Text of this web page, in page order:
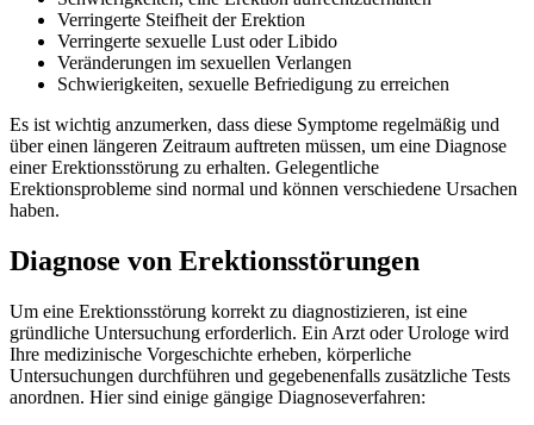
Verringerte Steifheit der Erektion
Verringerte sexuelle Lust oder Libido
Veränderungen im sexuellen Verlangen
Schwierigkeiten, sexuelle Befriedigung zu erreichen
Es ist wichtig anzumerken, dass diese Symptome regelmäßig und
über einen längeren Zeitraum auftreten müssen, um eine Diagnose
einer Erektionsstörung zu erhalten. Gelegentliche
Erektionsprobleme sind normal und können verschiedene Ursachen
haben.
Diagnose von Erektionsstörungen
Um eine Erektionsstörung korrekt zu diagnostizieren, ist eine
gründliche Untersuchung erforderlich. Ein Arzt oder Urologe wird
Ihre medizinische Vorgeschichte erheben, körperliche
Untersuchungen durchführen und gegebenenfalls zusätzliche Tests
anordnen. Hier sind einige gängige Diagnoseverfahren: